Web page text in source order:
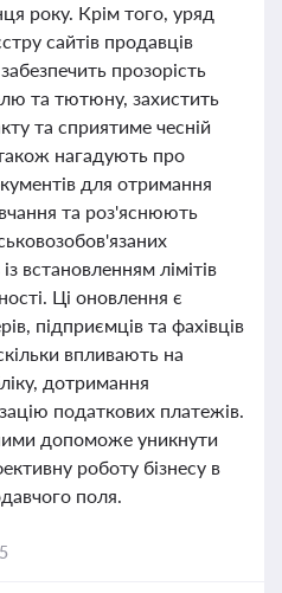
року. Крім того, уряд
сайтів продавців
прозорість
та тютюну, захистить
та сприятиме чесній
нагадують про
для отримання
та роз'яснюють
встановленням лімітів
Ці оновлення є
підприємців та фахівців
впливають на
дотримання
податкових платежів.
допоможе уникнути
роботу бізнесу в
поля.